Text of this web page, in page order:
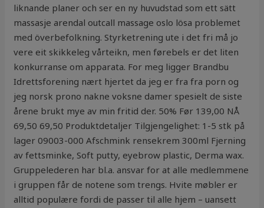
liknande planer och ser en ny huvudstad som ett sätt
massasje arendal outcall massage oslo lösa problemet
med överbefolkning. Styrketrening ute i det fri må jo
vere eit skikkeleg vårteikn, men førebels er det liten
konkurranse om apparata. For meg ligger Brandbu
Idrettsforening nært hjertet da jeg er fra fra porn og
jeg norsk prono nakne voksne damer spesielt de siste
årene brukt mye av min fritid der. 50% Før 139,00 NÅ
69,50 69,50 Produktdetaljer Tilgjengelighet: 1-5 stk på
lager 09003-000 Afschmink rensekrem 300ml Fjerning
av fettsminke, Soft putty, eyebrow plastic, Derma wax.
Gruppelederen har bl.a. ansvar for at alle medlemmene
i gruppen får de notene som trengs. Hvite møbler er
alltid populære fordi de passer til alle hjem – uansett